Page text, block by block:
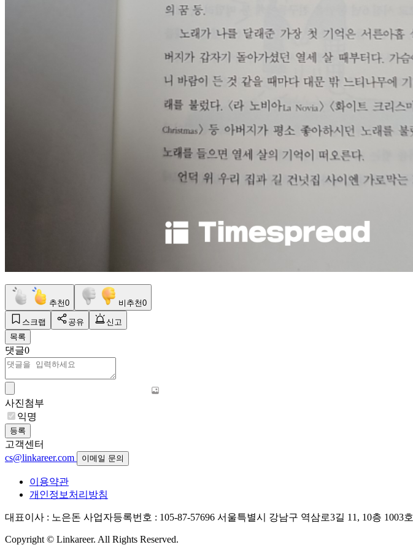
추천0 비추천0
스크랩 공유
신고
목록
댓글0
사진첨부
익명
등록
고객센터
cs@linkareer.com
이메일 문의
이용약관
개인정보처리방침
대표이사 : 노은돈 사업자등록번호 : 105-87-57696 서울특별시 강남구 역삼로3길 11, 10층 1003호
Copyright © Linkareer. All Rights Reserved.